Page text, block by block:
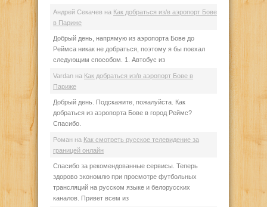
Андрей Секачев на Как добраться из/в аэропорт Бове
в Париже
Добрый день, напрямую из аэропорта Бове до
Реймса никак не добраться, поэтому я бы поехал
следующим способом. 1. Автобус из
Vardan на Как добраться из/в аэропорт Бове в
Париже
Добрый день. Подскажите, пожалуйста. Как
добраться из аэропорта Бове в город Реймс?
Спасибо.
Роман на Как смотреть русское телевидение за
границей онлайн
Спасибо за рекомендованные сервисы. Теперь
здорово экономлю при просмотре футбольных
трансляций на русском языке и белорусских
каналов. Привет всем из